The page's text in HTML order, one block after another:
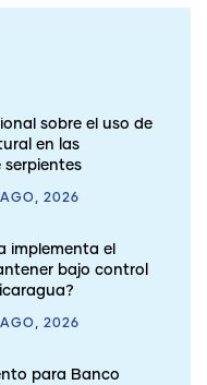
sobre el uso de
en las
serpientes
2026
implementa el
bajo control
2026
para Banco